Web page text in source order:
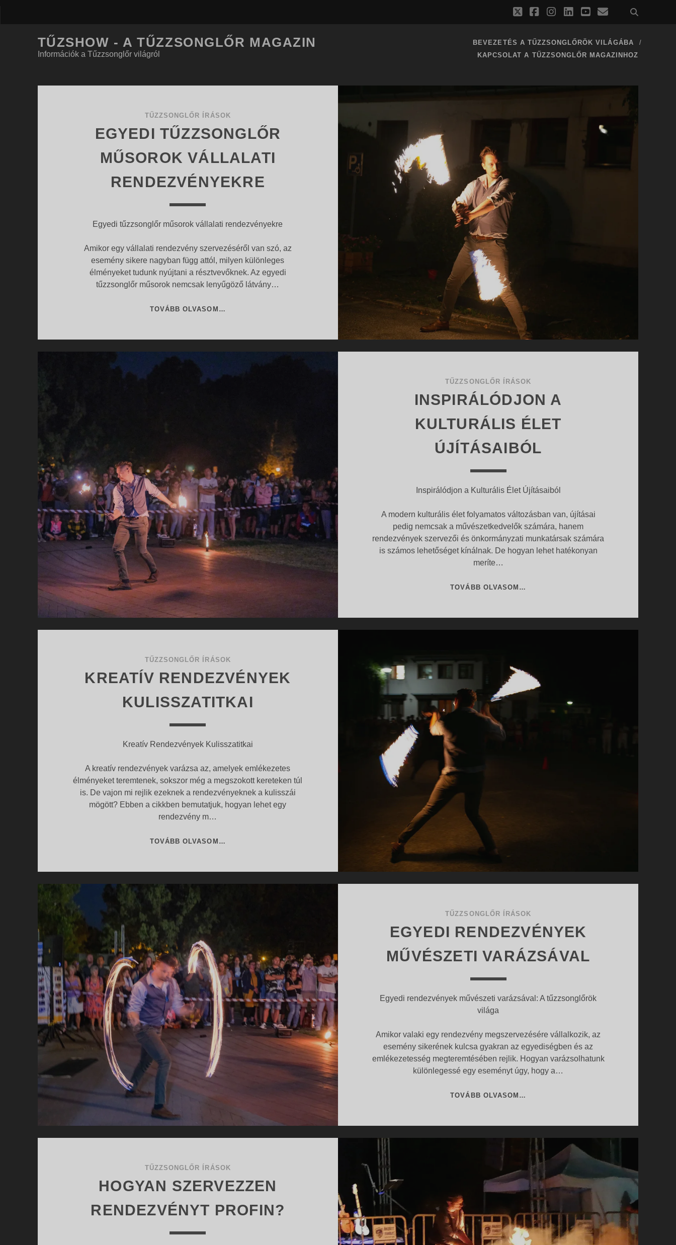
twitterfacebook
instagram
linkedin
youtube
email
TŰZSHOW - A TŰZZSONGLŐR MAGAZIN
Információk a Tűzzsonglőr világról
BEVEZETÉS A TŰZZSONGLŐRÖK VILÁGÁBA
KAPCSOLAT A TŰZZSONGLŐR MAGAZINHOZ
Tűzzsonglőr
Magazin
TŰZZSONGLŐR ÍRÁSOK
EGYEDI TŰZZSONGLŐR
MŰSOROK VÁLLALATI
RENDEZVÉNYEKRE
Egyedi tűzzsonglőr műsorok vállalati rendezvényekre
Amikor egy vállalati rendezvény szervezéséről van szó, az
esemény sikere nagyban függ attól, milyen különleges
élményeket tudunk nyújtani a résztvevőknek. Az egyedi
tűzzsonglőr műsorok nemcsak lenyűgöző látvány…
TOVÁBB OLVASOM…
RENDEZVÉNYEKRE
TŰZZSONGLŐR ÍRÁSOK
INSPIRÁLÓDJON A
KULTURÁLIS ÉLET
ÚJÍTÁSAIBÓL
Inspirálódjon a Kulturális Élet Újításaiból
A modern kulturális élet folyamatos változásban van, újításai
pedig nemcsak a művészetkedvelők számára, hanem
rendezvények szervezői és önkormányzati munkatársak számára
is számos lehetőséget kínálnak. De hogyan lehet hatékonyan
meríte…
TOVÁBB OLVASOM…
TŰZZSONGLŐR ÍRÁSOK
KREATÍV RENDEZVÉNYEK
KULISSZATITKAI
Kreatív Rendezvények Kulisszatitkai
A kreatív rendezvények varázsa az, amelyek emlékezetes
élményeket teremtenek, sokszor még a megszokott kereteken túl
is. De vajon mi rejlik ezeknek a rendezvényeknek a kulisszái
mögött? Ebben a cikkben bemutatjuk, hogyan lehet egy
rendezvény m…
TOVÁBB OLVASOM…
TŰZZSONGLŐR ÍRÁSOK
EGYEDI RENDEZVÉNYEK
MŰVÉSZETI VARÁZSÁVAL
Egyedi rendezvények művészeti varázsával: A tűzzsonglőrök
világa
Amikor valaki egy rendezvény megszervezésére vállalkozik, az
esemény sikerének kulcsa gyakran az egyediségben és az
emlékezetesség megteremtésében rejlik. Hogyan varázsolhatunk
különlegessé egy eseményt úgy, hogy a…
TOVÁBB OLVASOM…
TŰZZSONGLŐR ÍRÁSOK
HOGYAN SZERVEZZEN
RENDEZVÉNYT PROFIN?